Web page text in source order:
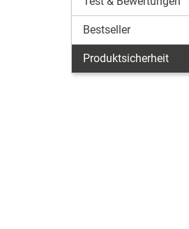
Bestseller
Produktsicherheit